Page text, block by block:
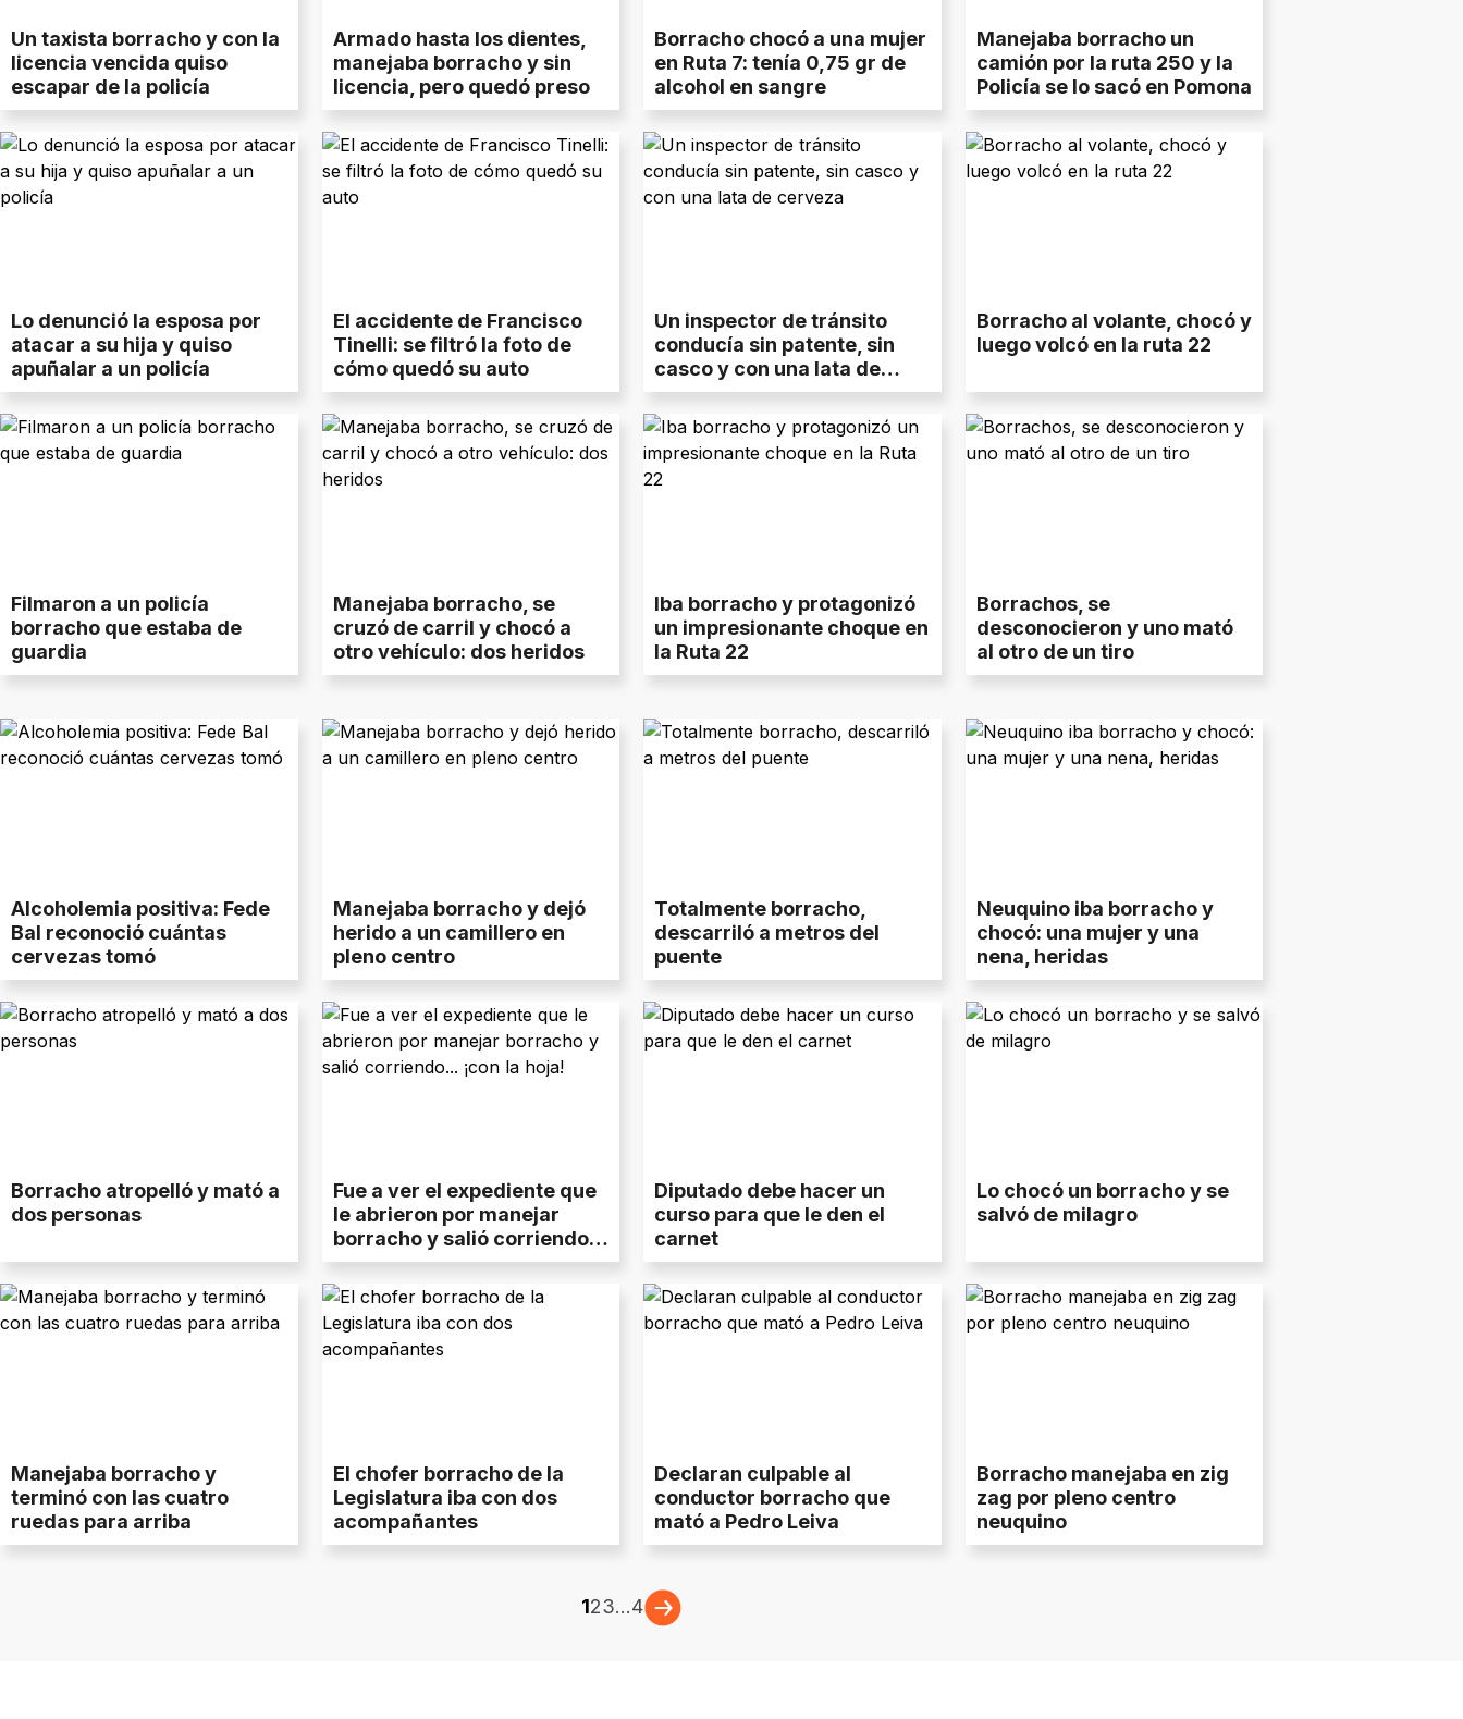
Un taxista borracho y con la
licencia vencida quiso
escapar de la policía
Armado hasta los dientes,
manejaba borracho y sin
licencia, pero quedó preso
Borracho chocó a una mujer
en Ruta 7: tenía 0,75 gr de
alcohol en sangre
Manejaba borracho un
camión por la ruta 250 y la
Policía se lo sacó en Pomona
Lo denunció la esposa por
atacar a su hija y quiso
apuñalar a un policía
El accidente de Francisco
Tinelli: se filtró la foto de
cómo quedó su auto
Un inspector de tránsito
conducía sin patente, sin
casco y con una lata de
cerveza
Borracho al volante, chocó y
luego volcó en la ruta 22
Filmaron a un policía
borracho que estaba de
guardia
Manejaba borracho, se
cruzó de carril y chocó a
otro vehículo: dos heridos
Iba borracho y protagonizó
un impresionante choque en
la Ruta 22
Borrachos, se
desconocieron y uno mató
al otro de un tiro
Alcoholemia positiva: Fede
Bal reconoció cuántas
cervezas tomó
Manejaba borracho y dejó
herido a un camillero en
pleno centro
Totalmente borracho,
descarriló a metros del
puente
Neuquino iba borracho y
chocó: una mujer y una
nena, heridas
Borracho atropelló y mató a
dos personas
Fue a ver el expediente que
le abrieron por manejar
borracho y salió corriendo...
¡con la hoja!
Diputado debe hacer un
curso para que le den el
carnet
Lo chocó un borracho y se
salvó de milagro
Manejaba borracho y
terminó con las cuatro
ruedas para arriba
El chofer borracho de la
Legislatura iba con dos
acompañantes
Declaran culpable al
conductor borracho que
mató a Pedro Leiva
Borracho manejaba en zig
zag por pleno centro
neuquino
123...4